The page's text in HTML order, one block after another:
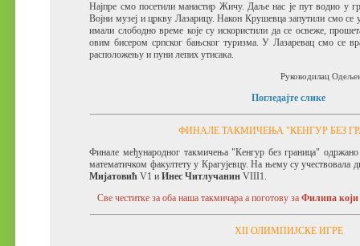
Најпре смо посетили манастир Жичу. Даље нас је пут водио у
Војни музеј и цркву Лазарицу. Након Крушевца запутили смо
имали слободно време које су искористили да се освеже,
овим бисером српског бањског туризма. У Лазаревац смо се
расположењу и пуни лепих утисака.
Руководилац
Погледајте слике
ФИНАЛЕ ТАКМИЧЕЊА "КЕНГУР БЕЗ
Финале међународног такмичења "Кенгур без граница"
математичком факултету у Крагујевцу. На њему су учествовала
Мијатовић V1 иИнес Читлучанин VIII1.
Све честитке за оба наша такмичара а поготову за Филипа који
XII ОЛИМПИЈСКЕ ИГРЕ